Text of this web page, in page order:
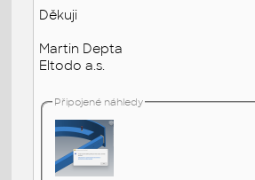
Děkuji
Martin Depta
Eltodo a.s.
Připojené náhledy